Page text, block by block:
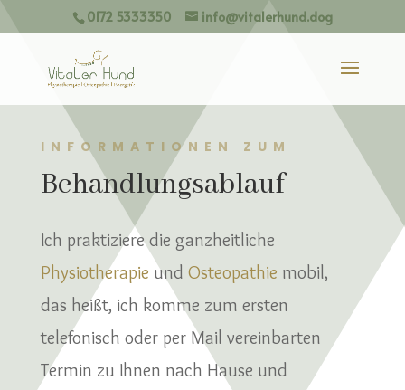
0172 5333350 info@vitalerhund.dog
INFORMATIONEN ZUM
Behandlungsablauf
Ich praktiziere die ganzheitliche
Physiotherapie und Osteopathie mobil,
das heißt, ich komme zum ersten
telefonisch oder per Mail vereinbarten
Termin zu Ihnen nach Hause und